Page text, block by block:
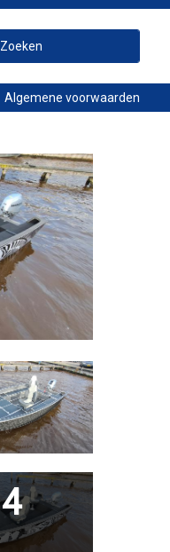
Algemene voorwaarden
4